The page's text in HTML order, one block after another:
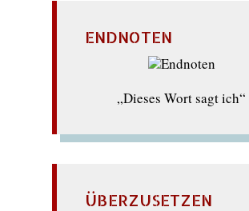
ENDNOTEN
„Dieses Wort sagt ich“
ÜBERZUSETZEN